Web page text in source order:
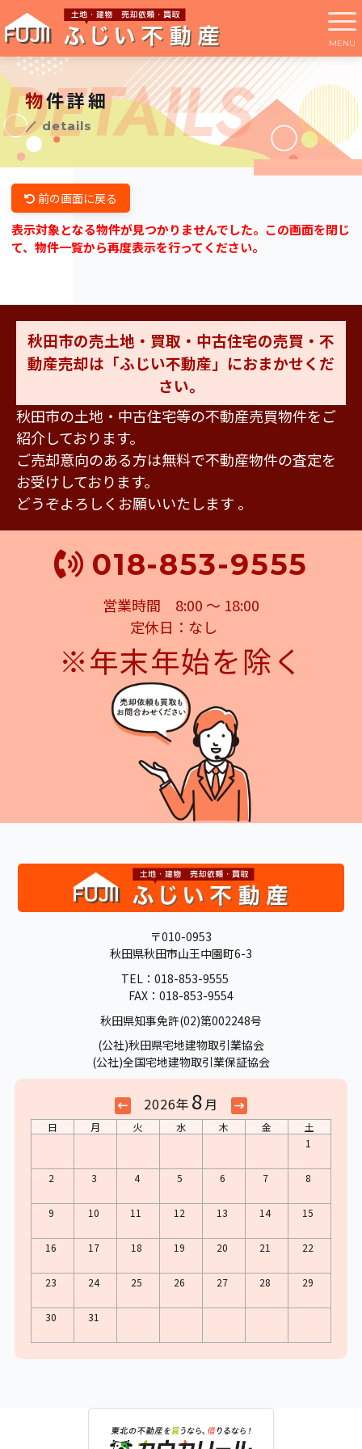
物件詳細
／ details
DETAILS
前の画面に戻る
表示対象となる物件が見つかりませんでした。この画面を閉じ
て、物件一覧から再度表示を行ってください。
秋田市の売土地・買取・中古住宅の売買・不
動産売却は「ふじい不動産」におまかせくだ
さい。
秋田市の土地・中古住宅等の不動産売買物件をご
紹介しております。
ご売却意向のある方は無料で不動産物件の査定を
お受けしております。
どうぞよろしくお願いいたします 。
018-853-9555
営業時間 8:00 ～ 18:00
定休日：なし
※年末年始を除く
〒010-0953
秋田県秋田市山王中園町6-3
TEL：018-853-9555
FAX：018-853-9554
秋田県知事免許(02)第002248号
(公社)秋田県宅地建物取引業協会
(公社)全国宅地建物取引業保証協会
2026年 8月
日 月 火 水 木 金
土
1
2 3 4 5 6 7 8
9 10 11 12 13 14 15
16 17 18 19 20 21 22
23 24 25 26 27 28 29
30 31